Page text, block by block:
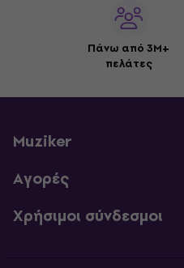
Πάνω από 3M+
πελάτες
Muziker
Αγορές
Χρήσιμοι σύνδεσμοι